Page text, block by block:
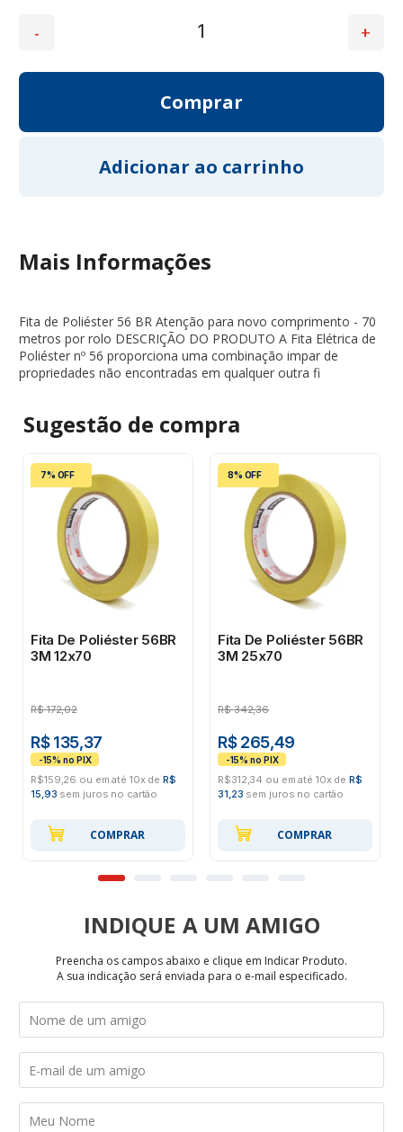
Mais Informações
Fita de Poliéster 56 BR Atenção para novo comprimento - 70
metros por rolo DESCRIÇÃO DO PRODUTO A Fita Elétrica de
Poliéster nº 56 proporciona uma combinação impar de
propriedades não encontradas em qualquer outra fi
Sugestão de compra
7% OFF
Fita De Poliéster 56BR
3M 12x70
R$ 172,02
R$ 135,37
R$159,26 ou em até 10x deR$
15,93 sem juros no cartão
COMPRAR
8% OFF
Fita De Poliéster 56BR
3M 25x70
R$ 342,36
R$ 265,49
R$312,34 ou em até 10x deR$
31,23 sem juros no cartão
COMPRAR
INDIQUE
Preencha os campos abaixo e clique em Indicar Produto.
A sua indicação será enviada para o e-mail especificado.